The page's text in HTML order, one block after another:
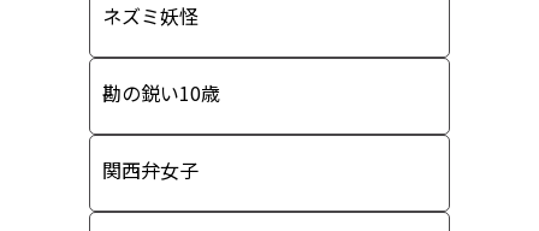
ネズミ妖怪
勘の鋭い10歳
関西弁女子